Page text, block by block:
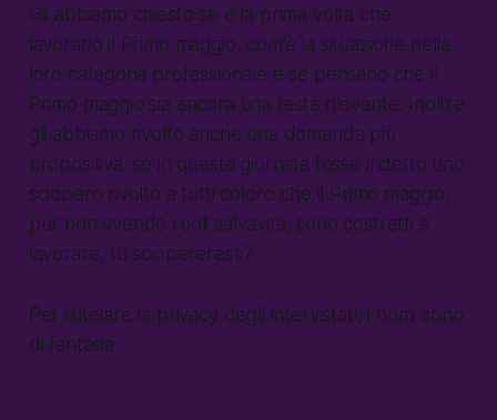
Gli abbiamo chiesto se è la prima volta che
lavorano il Primo maggio, com’è la situazione nella
loro categoria professionale e se pensano che il
Primo maggio sia ancora una festa rilevante. Inoltre
gli abbiamo rivolto anche una domanda più
propositiva: se in questa giornata fosse indetto uno
sciopero rivolto a tutti coloro che il Primo maggio,
pur non avendo ruoli salvavita, sono costretti a
lavorare, tu sciopereresti?
Per tutelare la privacy degli intervistati, i nomi sono
di fantasia.